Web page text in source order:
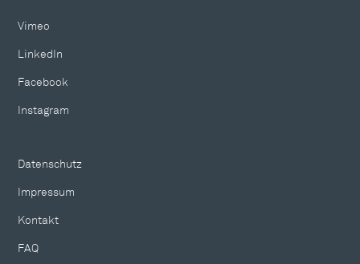
Vimeo
LinkedIn
Facebook
Instagram
Datenschutz
Impressum
Kontakt
FAQ